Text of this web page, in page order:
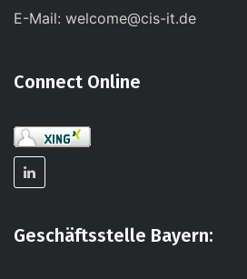
E-Mail: welcome@cis-it.de
Connect Online
Geschäftsstelle Bayern: